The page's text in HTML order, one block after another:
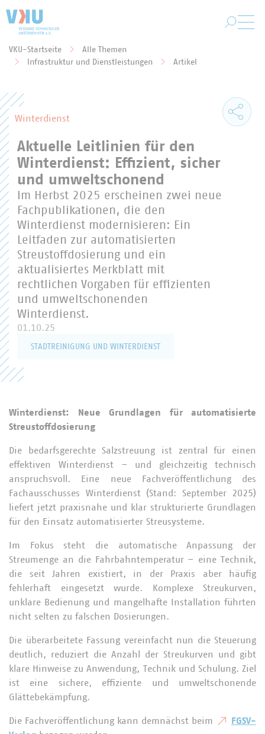
Sie befinden sich hier:
VKU-Startseite
Alle Themen
Infrastruktur und Dienstleistungen
Artikel
Winterdienst
Aktuelle Leitlinien für den
Winterdienst: Effizient, sicher
und umweltschonend
Im Herbst 2025 erscheinen zwei neue
Fachpublikationen, die den
Winterdienst modernisieren: Ein
Leitfaden zur automatisierten
Streustoffdosierung und ein
aktualisiertes Merkblatt mit
rechtlichen Vorgaben für effizienten
und umweltschonenden
Winterdienst.
01.10.25
STADTREINIGUNG UND WINTERDIENST
Winterdienst: Neue Grundlagen für automatisierte
Streustoffdosierung
Die bedarfsgerechte Salzstreuung ist zentral für einen
effektiven Winterdienst – und gleichzeitig technisch
anspruchsvoll. Eine neue Fachveröffentlichung des
Fachausschusses Winterdienst (Stand: September 2025)
liefert jetzt praxisnahe und klar strukturierte Grundlagen
für den Einsatz automatisierter Streusysteme.
Im Fokus steht die automatische Anpassung der
Streumenge an die Fahrbahntemperatur – eine Technik,
die seit Jahren existiert, in der Praxis aber häufig
fehlerhaft eingesetzt wurde. Komplexe Streukurven,
unklare Bedienung und mangelhafte Installation führten
nicht selten zu falschen Dosierungen.
Die überarbeitete Fassung vereinfacht nun die Steuerung
deutlich, reduziert die Anzahl der Streukurven und gibt
klare Hinweise zu Anwendung, Technik und Schulung. Ziel
ist eine sichere, effiziente und umweltschonende
Glättebekämpfung.
Die Fachveröffentlichung kann demnächst beim
FGSV-